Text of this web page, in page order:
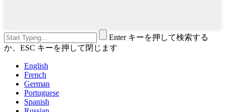
Enter キーを押して検索する
か、ESC キーを押して閉じます
English
French
German
Portuguese
Spanish